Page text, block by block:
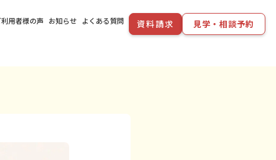
利用者様の声 お知らせ よくある質問 資料請求 見学・相談予約